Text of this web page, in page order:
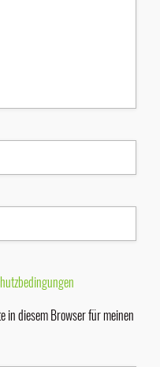
in diesem Browser für meinen